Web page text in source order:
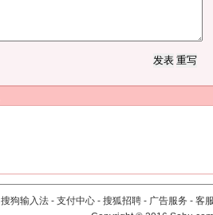
搜狗输入法 - 支付中心 - 搜狐招聘 - 广告服务 - 客